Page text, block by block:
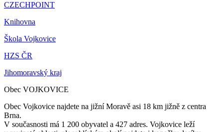
CZECHPOINT
Knihovna
Škola Vojkovice
HZS ČR
Jihomoravský kraj
Obec VOJKOVICE
Obec Vojkovice najdete na jižní Moravě asi 18 km jižně z centra
Brna.
V současnosti má 1 200 obyvatel a 427 adres. Vojkovice leží